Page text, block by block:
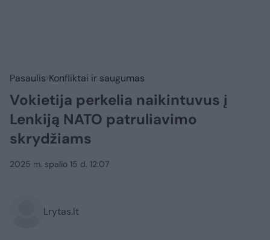
Pasaulis Konfliktai ir saugumas
Vokietija perkelia naikintuvus į
Lenkiją NATO patruliavimo
skrydžiams
2025 m. spalio 15 d. 12:07
Lrytas.lt